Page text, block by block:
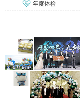
年度体检